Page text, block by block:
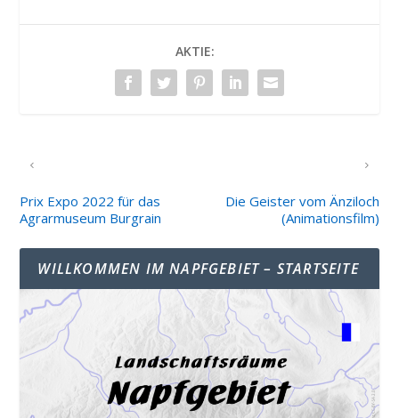
Sigg).
(Foto: © Kiril Gruev).
AKTIE:
Prix Expo 2022 für das
Agrarmuseum Burgrain
Die Geister vom Änziloch
(Animationsfilm)
WILLKOMMEN IM NAPFGEBIET – STARTSEITE